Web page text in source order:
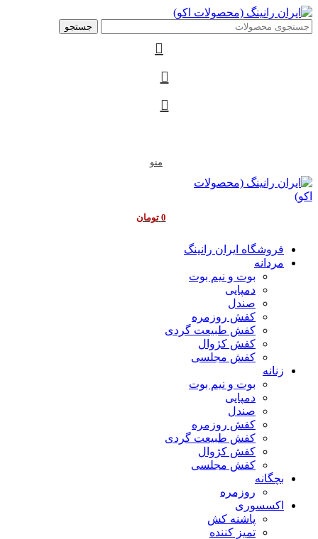
جستجو
منو
0 تومان
فروشگاه ایران رانینگ
مردانه
بوت و نیم بوت
دمپایی
صندل
کفش روزمره
کفش طبیعت گردی
کفش کژوال
کفش مجلسی
زنانه
بوت و نیم بوت
دمپایی
صندل
کفش روزمره
کفش طبیعت گردی
کفش کژوال
کفش مجلسی
بچگانه
روزمره
اکسسوری
پاشنه کش
تمیز کننده